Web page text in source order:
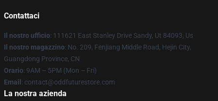
Contattaci
Il nostro ufficio: 111621 East Stanley Drive Sandy, Ut 84093, Us
Il nostro magazzino: No. 209, Fenjiang Middle Road, Hejin City,
Guangdong Province, CN
Orario: 9AM – 5PM (Mon – Fri)
Email : contact@oddfuturestore.com
La nostra azienda